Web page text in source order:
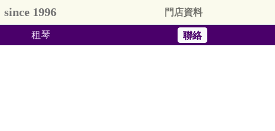
since 1996
門店資料
租琴 聯絡